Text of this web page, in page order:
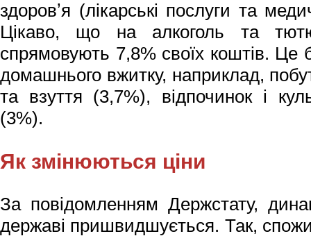
здоровʼя (лікарські послуги та
Цікаво, що на алкоголь та
спрямовують 7,8% своїх коштів. Це
домашнього вжитку, наприклад,
та взуття (3,7%), відпочинок і
(3%).
Як змінюються ціни
За повідомленням Держстату,
державі пришвидшується. Так,